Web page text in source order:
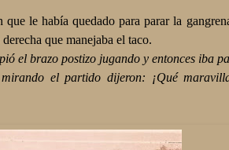
le había quedado para parar la
que manejaba el taco.
el brazo postizo jugando y entonces iba
el partido dijeron: ¡Qué